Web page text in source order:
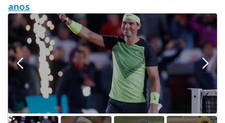
anos